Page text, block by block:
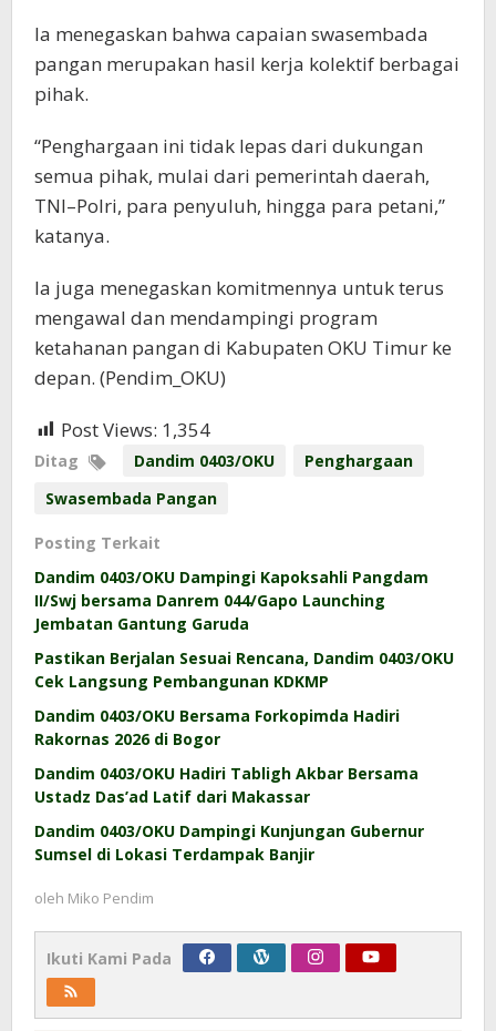
Ia menegaskan bahwa capaian swasembada
pangan merupakan hasil kerja kolektif berbagai
pihak.
“Penghargaan ini tidak lepas dari dukungan
semua pihak, mulai dari pemerintah daerah,
TNI–Polri, para penyuluh, hingga para petani,”
katanya.
Ia juga menegaskan komitmennya untuk terus
mengawal dan mendampingi program
ketahanan pangan di Kabupaten OKU Timur ke
depan. (Pendim_OKU)
Post Views: 1,354
Ditag Dandim 0403/OKU
Penghargaan
Swasembada Pangan
Posting Terkait
Dandim 0403/OKU Dampingi Kapoksahli Pangdam
II/Swj bersama Danrem 044/Gapo Launching
Jembatan Gantung Garuda
Pastikan Berjalan Sesuai Rencana, Dandim 0403/OKU
Cek Langsung Pembangunan KDKMP
Dandim 0403/OKU Bersama Forkopimda Hadiri
Rakornas 2026 di Bogor
Dandim 0403/OKU Hadiri Tabligh Akbar Bersama
Ustadz Das’ad Latif dari Makassar
Dandim 0403/OKU Dampingi Kunjungan Gubernur
Sumsel di Lokasi Terdampak Banjir
oleh Miko Pendim
Ikuti Kami Pada